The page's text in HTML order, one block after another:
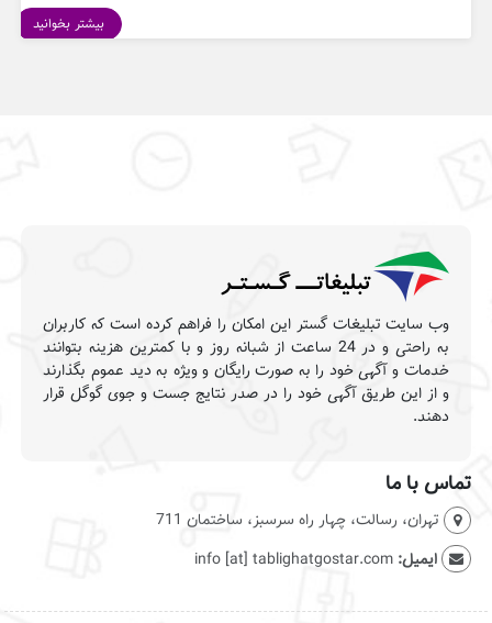
بیشتر بخوانید
وب سایت تبلیغات گستر این امکان را فراهم کرده است که کاربران
به راحتی و در 24 ساعت از شبانه روز و با کمترین هزینه بتوانند
خدمات و آگهی خود را به صورت رایگان و ویژه به دید عموم بگذارند
و از این طریق آگهی خود را در صدر نتایج جست و جوی گوگل قرار
دهند.
تماس با ما
تهران، رسالت، چهار راه سرسبز، ساختمان 711
ایمیل:info [at] tablighatgostar.com